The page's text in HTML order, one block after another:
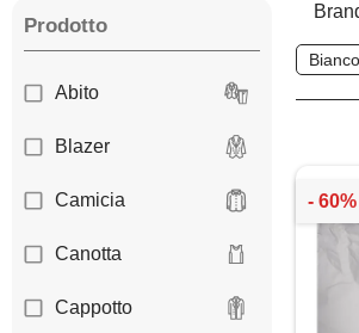
Prodotto
Abito
Blazer
Camicia
Canotta
Cappotto
Bianco